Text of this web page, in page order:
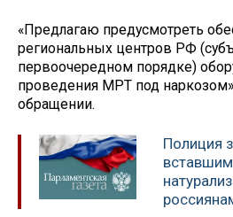
«Предлагаю предусмотреть
региональных центров РФ
первоочередном порядке)
проведения МРТ под
обращении.
Полиция